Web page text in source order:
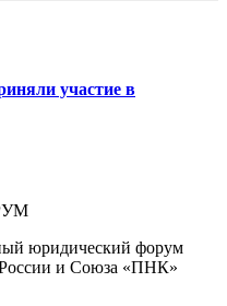
участие в
юридический форум
и Союза «ПНК»